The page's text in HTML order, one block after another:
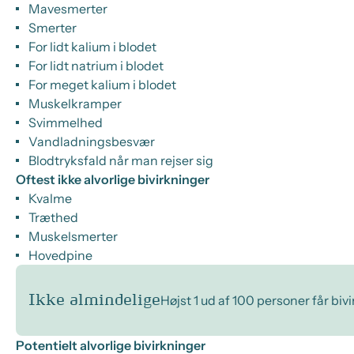
Mavesmerter
Smerter
For lidt kalium i blodet
For lidt natrium i blodet
For meget kalium i blodet
Muskelkramper
Svimmelhed
Vandladningsbesvær
Blodtryksfald når man rejser sig
Oftest ikke alvorlige bivirkninger
Kvalme
Træthed
Muskelsmerter
Hovedpine
Ikke almindeligeHøjst 1 ud af 100 personer får
Potentielt alvorlige bivirkninger